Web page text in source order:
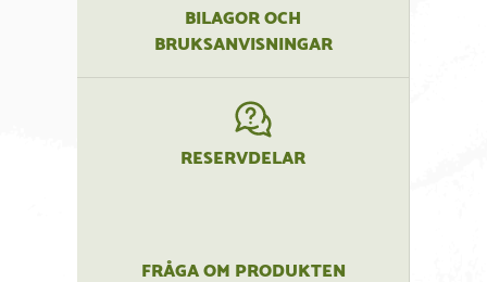
BILAGOR OCH
BRUKSANVISNINGAR
RESERVDELAR
FRÅGA OM PRODUKTEN